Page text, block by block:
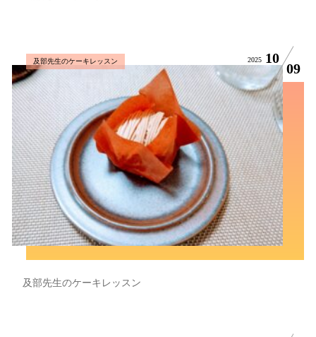
及部先生のケーキレッスン 2025 10
09
及部先生のケーキレッスン